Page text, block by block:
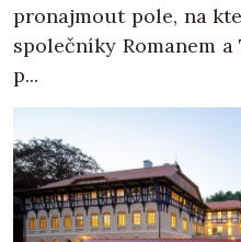
pronajmout pole, na
společníky Romanem
p...